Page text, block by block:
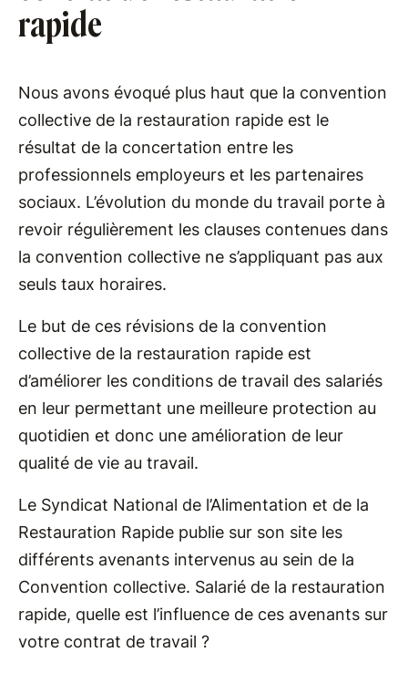
rapide
Nous avons évoqué plus haut que la convention
collective de la restauration rapide est le
résultat de la concertation entre les
professionnels employeurs et les partenaires
sociaux. L’évolution du monde du travail porte à
revoir régulièrement les clauses contenues dans
la convention collective ne s’appliquant pas aux
seuls taux horaires.
Le but de ces révisions de la convention
collective de la restauration rapide est
d’améliorer les conditions de travail des salariés
en leur permettant une meilleure protection au
quotidien et donc une amélioration de leur
qualité de vie au travail.
Le Syndicat National de l’Alimentation et de la
Restauration Rapide publie sur son site les
différents avenants intervenus au sein de la
Convention collective. Salarié de la restauration
rapide, quelle est l’influence de ces avenants sur
votre contrat de travail ?